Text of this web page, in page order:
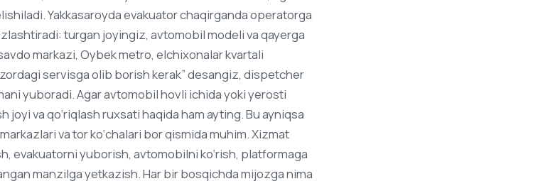
Yakkasaroyda evakuator chaqirganda operatorga
turgan joyingiz, avtomobil modeli va qayerga
markazi, Oybek metro, elchixonalar kvartali
servisga olib borish kerak” desangiz, dispetcher
yuboradi. Agar avtomobil hovli ichida yoki yerosti
joyi va qo‘riqlash ruxsati haqida ham ayting. Bu ayniqsa
va tor ko‘chalari bor qismida muhim. Xizmat
evakuatorni yuborish, avtomobilni ko‘rish, platformaga
manzilga yetkazish. Har bir bosqichda mijozga nima